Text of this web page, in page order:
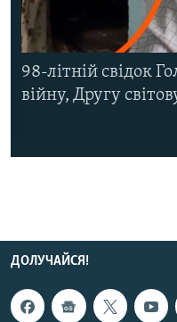
98-літній свідок
війну, Другу
ДОЛУЧАЙСЯ!